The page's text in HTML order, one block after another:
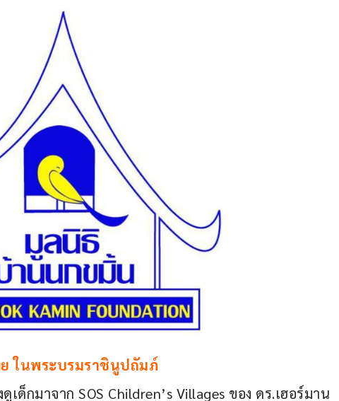
ในพระบรมราชินูปถัมภ์
ด็กมาจาก SOS Children’s Villages ของ ดร.เฮอร์มาน